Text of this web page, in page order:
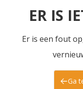
ER IS
Er is een fout
Ga